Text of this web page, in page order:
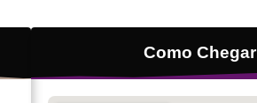
Como Chegar